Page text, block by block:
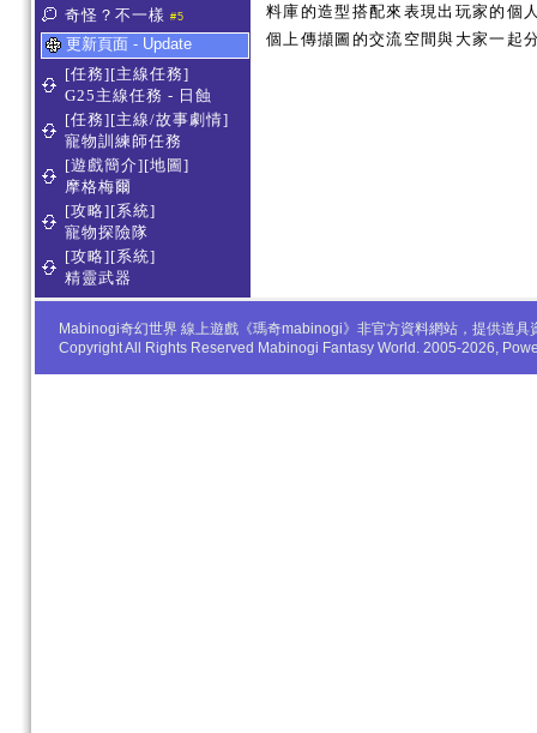
奇怪？不一樣 #5
更新頁面 - Update
[任務][主線任務]
G25主線任務 - 日蝕
[任務][主線/故事劇情]
寵物訓練師任務
[遊戲簡介][地圖]
摩格梅爾
[攻略][系統]
寵物探險隊
[攻略][系統]
精靈武器
料庫的造型搭配來表現出玩家的個
個上傳擷圖的交流空間與大家一起
Mabinogi奇幻世界 線上遊戲《瑪奇mabinogi》非官方資料網站，提供道
Copyright All Rights Reserved Mabinogi Fantasy World. 2005-2026,